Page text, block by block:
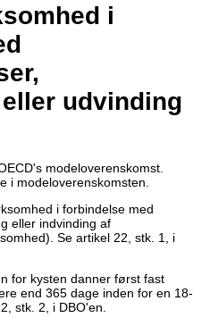
i
udvinding
modeloverenskomst.
i modeloverenskomsten.
i forbindelse med
eller indvinding af
Se artikel 22, stk. 1, i
for kysten danner først fast
end 365 dage inden for en 18-
stk. 2, i DBO'en.